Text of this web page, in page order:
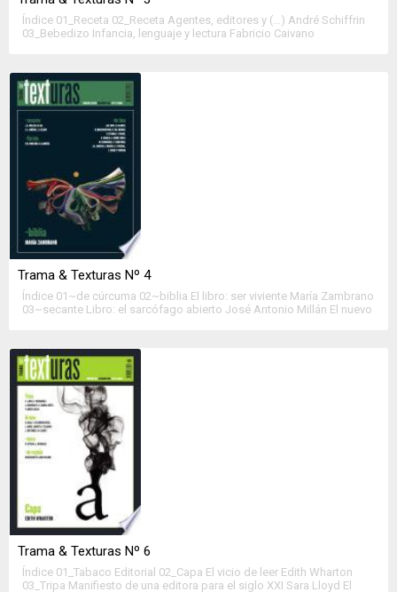
Índice 01_Receta 02_Receta Agentes, editores y (…) André Schiffrin
03_Bebedizo Infancia, lenguaje y lectura Fabricio Caivano
paradigma del sector del libro Manuel Gil y Francisco Javier Jiménez
Reflexiones sobre el sector editorial español Fermín Vargas […]
Trama & Texturas Nº 4
Índice 01~de cúrcuma 02~biblia El libro: ser viviente María Zambrano
03~secante Libro: el sarcófago abierto José Antonio Millán El nuevo
realidades del impacto de las nuevas tecnologías en el fomento de
la lectura y escritura […]
Trama & Texturas Nº 6
Índice 01_Tabaco Editorial 02_Capa El vicio de leer Edith Wharton
03_Tripa Manifiesto de una editora para el siglo XXI Sara Lloyd El